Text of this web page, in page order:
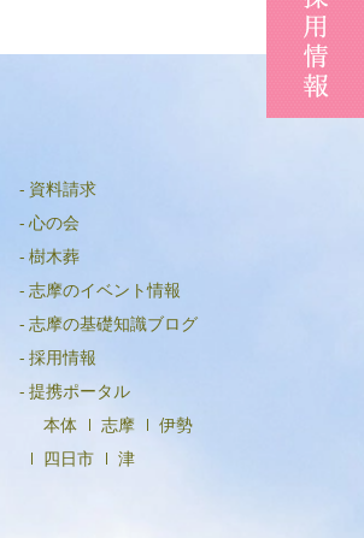
2023年9月
2023年7月
2023年6月
2023年4月
2023年3月
2023年1月
2022年12月
資料請求
心の会
樹木葬
志摩のイベント情報
志摩の基礎知識ブログ
採用情報
提携ポータル
本体
志摩
伊勢
四日市
津